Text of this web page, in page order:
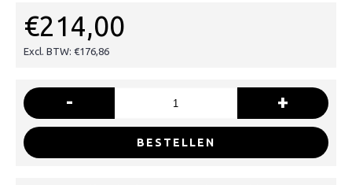
€214,00
Excl. BTW: €176,86
- +
BESTELLEN